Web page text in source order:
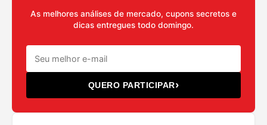
As melhores análises de mercado, cupons secretos e
dicas entregues todo domingo.
QUERO PARTICIPAR›